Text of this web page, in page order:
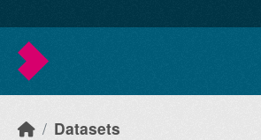
Datasets